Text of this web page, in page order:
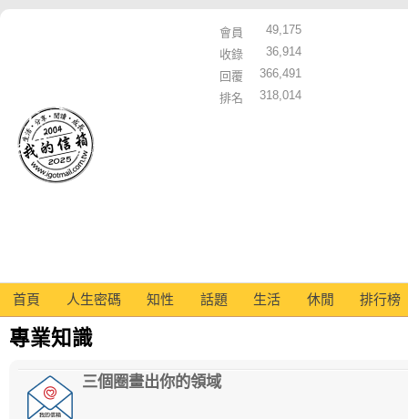
會員
49,175
收錄
36,914
回覆
366,491
排名
318,014
首頁 人生密碼 知性 話題 生活 休閒 排行榜
專業知識
三個圈畫出你的領域